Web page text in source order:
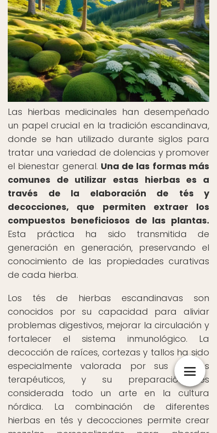
Las hierbas medicinales han desempeñado
un papel crucial en la tradición escandinava,
donde se han utilizado durante siglos para
tratar una variedad de dolencias y promover
el bienestar general. Una de las formas más
comunes de utilizar estas hierbas es a
través de la elaboración de tés y
decocciones, que permiten extraer los
compuestos beneficiosos de las plantas.
Esta práctica ha sido transmitida de
generación en generación, preservando el
conocimiento de las propiedades curativas
de cada hierba.
Los tés de hierbas escandinavas son
conocidos por su capacidad para aliviar
problemas digestivos, mejorar la circulación y
fortalecer el sistema inmunológico. La
decocción de raíces, cortezas y tallos ha sido
especialmente valorada por sus efectos
terapéuticos, y su preparación es
considerada todo un arte en la cultura
nórdica. La combinación de diferentes
hierbas en tés y decocciones permite crear